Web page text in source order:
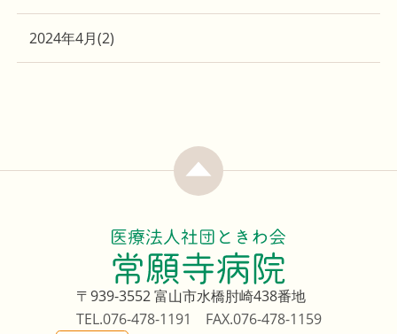
2024年4月(2)
〒939-3552富山市水橋肘崎438番地
TEL.076-478-1191 FAX.076-478-1159